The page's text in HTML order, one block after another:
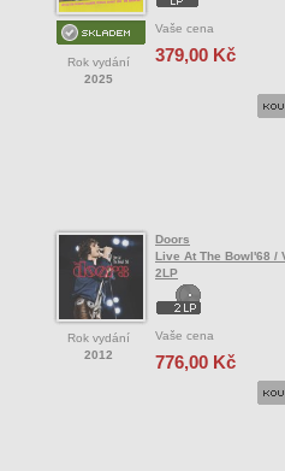
Rok vydání
2025
Vaše cena
379,00 Kč
Rok vydání
2012
Doors
Live At The Bowl'68 /
2LP
Vaše cena
776,00 Kč